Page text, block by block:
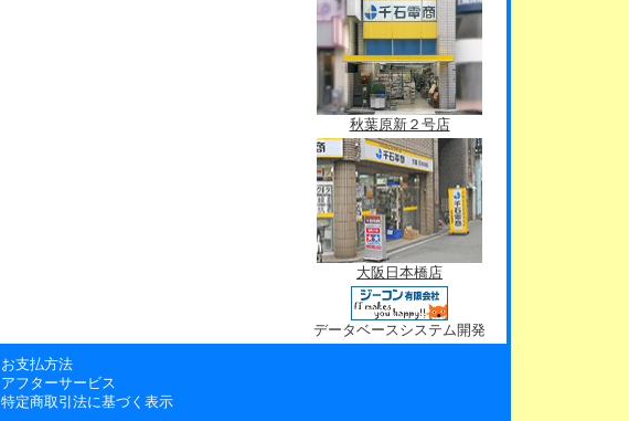
秋葉原新２号店
大阪日本橋店
データベースシステム開発
お支払方法
アフターサービス
特定商取引法に基づく表示